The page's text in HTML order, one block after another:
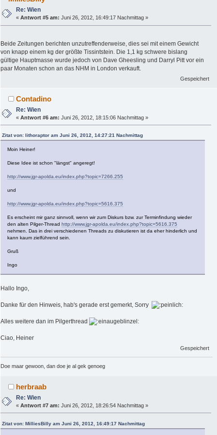
Re: Wien
«Antwort #5 am: Juni 26, 2012, 16:49:17 Nachmittag »
Beide Zeitungen berichten unzutreffenderweise, dies sei mit einem Gewicht
von knapp einem kg der größte Tissintstein. Die 1,1 kg schwere bislang
gültige Hauptmasse wurde jedoch von Dave Gheesling und Darryl Pitt vor ein
paar Monaten schon an das NHM in London verkauft.
Gespeichert
Contadino
Re: Wien
«Antwort #6 am: Juni 26, 2012, 18:15:06 Nachmittag »
Zitat von: lithoraptor am Juni 26, 2012, 14:27:21 Nachmittag
Moin Heiner!
Diese Idee ist schon "längst" angeregt!
http://www.jgr-apolda.eu/index.php?topic=7266.255
und
http://www.jgr-apolda.eu/index.php?topic=5616.375
Es erscheint mir ganz sinnvoll, wenn wir zum Diskurs bzw. zur Terminfindung wieder
den alten Pilger-Thread http://www.jgr-apolda.eu/index.php?topic=5616.375
nehmen. Das in drei verschiedenen Threads zu diskutieren ist da eher hinderlich und
kann kaum zielführend sein.
Gruß
Ingo
Hallo Ingo,
Danke für den Hinweis, hab's gerade erst gemerkt, Sorry
Alles weitere dan im Pilgerthread
Ciao, Heiner
Gespeichert
Doe maar gewoon, dan doe je al gek genoeg
herbraab
Re: Wien
«Antwort #7 am: Juni 26, 2012, 18:26:54 Nachmittag »
Zitat von: MilliesBilly am Juni 26, 2012, 16:49:17 Nachmittag